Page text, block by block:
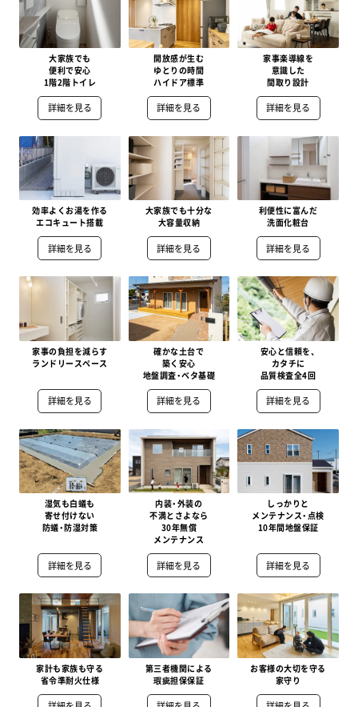
大家族でも
便利で安心
1階2階トイレ
詳細を見る
開放感が生む
ゆとりの時間
ハイドア標準
詳細を見る
家事楽導線を
意識した
間取り設計
詳細を見る
効率よくお湯を作る
エコキュート搭載
詳細を見る
大家族でも十分な
大容量収納
詳細を見る
利便性に富んだ
洗面化粧台
詳細を見る
家事の負担を減らす
ランドリースペース
詳細を見る
確かな土台で
築く安心
地盤調査・ベタ基礎
詳細を見る
安心と信頼を、
カタチに
品質検査全4回
詳細を見る
湿気も白蟻も
寄せ付けない
防蟻・防湿対策
詳細を見る
内装・外装の
不満とさよなら
30年無償
メンテナンス
詳細を見る
しっかりと
メンテナンス・点検
10年間地盤保証
詳細を見る
家計も家族も守る
省令準耐火仕様
第三者機関による
瑕疵担保保証
お客様の大切を守る
家守り